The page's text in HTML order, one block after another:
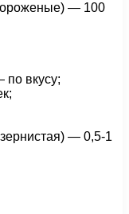
— 100
вкусу;
— 0,5-1